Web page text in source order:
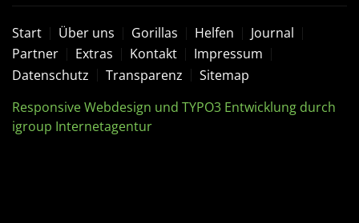
Start Über uns Gorillas Helfen
Journal
Partner
Extras Kontakt
Impressum
Datenschutz
Transparenz
Sitemap
Responsive Webdesign und TYPO3 Entwicklung durch
igroup Internetagentur